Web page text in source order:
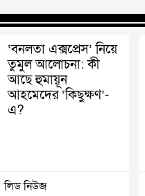
‘বনলতা এক্সপ্রেস’ নিয়ে
তুমুল আলোচনা: কী
আছে হুমায়ূন
আহমেদের ‘কিছুক্ষণ’-
এ?
লিড নিউজ